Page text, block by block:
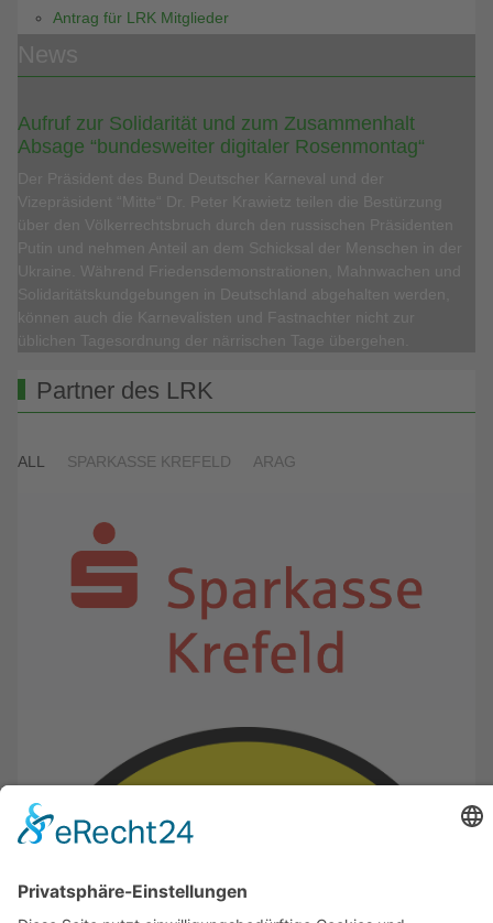
Antrag für LRK Mitglieder
Aufruf zur Solidarität und zum Zusammenhalt
Absage “bundesweiter digitaler Rosenmontag“
Partner des LRK
ALL SPARKASSE KREFELD ARAG